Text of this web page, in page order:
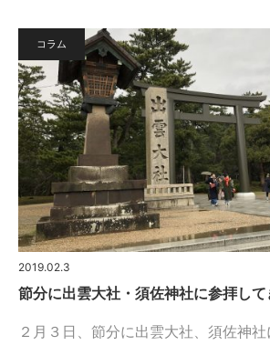
コラム
2019.02.3
節分に出雲大社・須佐神社に参拝して
２月３日、節分に出雲大社、須佐神